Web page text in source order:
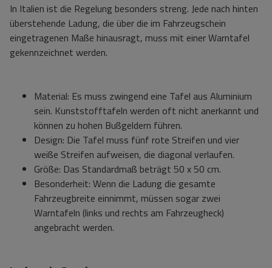
In Italien ist die Regelung besonders streng. Jede nach hinten
überstehende Ladung, die über die im Fahrzeugschein
eingetragenen Maße hinausragt, muss mit einer Warntafel
gekennzeichnet werden.
Material: Es muss zwingend eine Tafel aus Aluminium
sein. Kunststofftafeln werden oft nicht anerkannt und
können zu hohen Bußgeldern führen.
Design: Die Tafel muss fünf rote Streifen und vier
weiße Streifen aufweisen, die diagonal verlaufen.
Größe: Das Standardmaß beträgt 50 x 50 cm.
Besonderheit: Wenn die Ladung die gesamte
Fahrzeugbreite einnimmt, müssen sogar zwei
Warntafeln (links und rechts am Fahrzeugheck)
angebracht werden.